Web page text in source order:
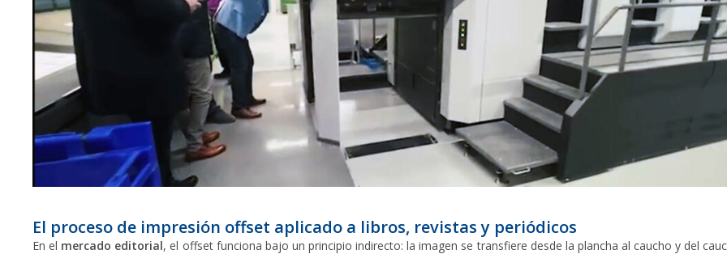
El proceso de impresión offset aplicado a libros, revistas y periódicos
En el mercado editorial, el offset funciona bajo un principio indirecto: la imagen se transfiere desde la plancha al caucho y del